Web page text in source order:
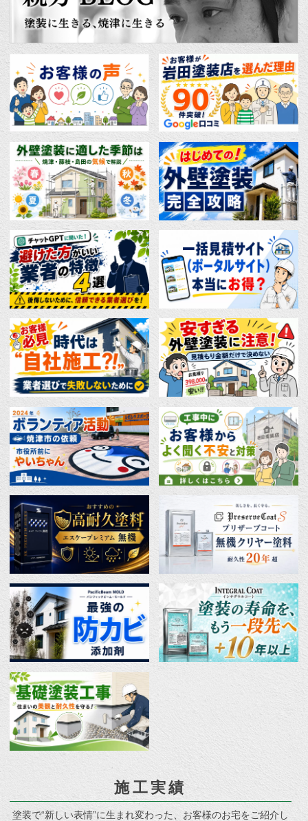
施工実績
塗装で“新しい表情”に生まれ変わった、お客様のお宅をご紹介し